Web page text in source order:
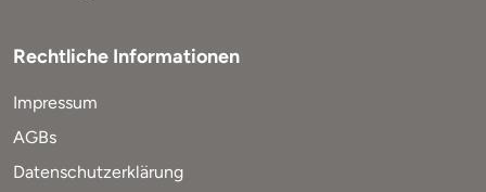
Rechtliche Informationen
Impressum
AGBs
Datenschutzerklärung